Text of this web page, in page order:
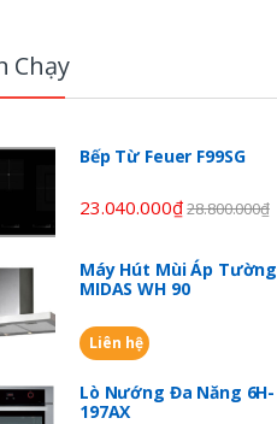
Chạy
Bếp Từ Feuer F99SG
23.040.000₫ 28.800.000₫
Máy Hút Mùi Áp Tường
MIDAS WH 90
Liên hệ
Lò Nướng Đa Năng 6H-
197AX